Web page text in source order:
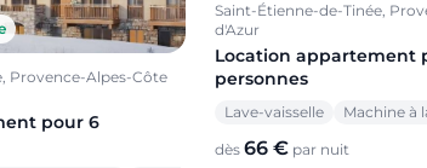
Provence-Alpes-Côte
pour 6
Saint-Étienne-de-Tinée,
d'Azur
Location appartement
personnes
Lave-vaisselle Machine à
dès 66 € par nuit